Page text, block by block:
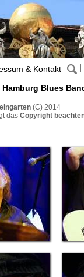
& Kontakt
Hamburg Blues
(C) 2014
das Copyright